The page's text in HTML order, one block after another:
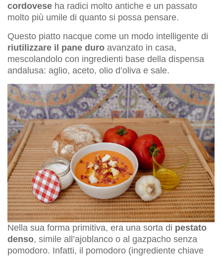
cordovese ha radici molto antiche e un passato
molto più umile di quanto si possa pensare.
Questo piatto nacque come un modo intelligente di
riutilizzare il pane duro avanzato in casa,
mescolandolo con ingredienti base della dispensa
andalusa: aglio, aceto, olio d’oliva e sale.
Nella sua forma primitiva, era una sorta di pestato
denso, simile all’ajoblanco o al gazpacho senza
pomodoro. Infatti, il pomodoro (ingrediente chiave